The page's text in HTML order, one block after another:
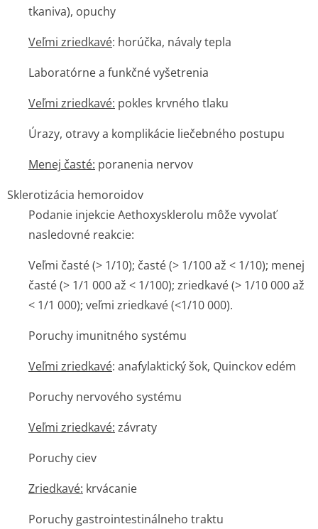
tkaniva), opuchy
Veľmi zriedkavé: horúčka, návaly tepla
Laboratórne a funkčné vyšetrenia
Veľmi zriedkavé: pokles krvného tlaku
Úrazy, otravy a komplikácie liečebného postupu
Menej časté: poranenia nervov
Sklerotizácia hemoroidov
Podanie injekcie Aethoxysklerolu môže vyvolať
nasledovné reakcie:
Veľmi časté (> 1/10); časté (> 1/100 až < 1/10); menej
časté (> 1/1 000 až < 1/100); zriedkavé (> 1/10 000 až
< 1/1 000); veľmi zriedkavé (<1/10 000).
Poruchy imunitného systému
Veľmi zriedkavé: anafylaktický šok, Quinckov edém
Poruchy nervového systému
Veľmi zriedkavé: závraty
Poruchy ciev
Zriedkavé: krvácanie
Poruchy gastrointesti­nálneho traktu